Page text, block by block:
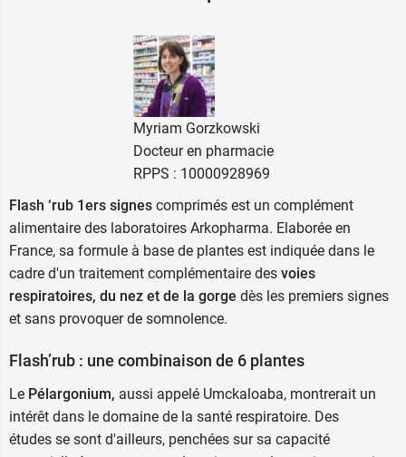
d'origine végétale et minérale, sans additifs ni
colorants chimiques.
Conditionnement :boîte de 15 comprimés -
Poids net : 11 g
Découvrez lesAmpoules Immunité Fort bio
pour renforcer les défenses
immunitaires.
Fabricant
ARKOPHARMA
BP 28
06511 CARROS Cedex
04 93 29 11 28
Myriam Gorzkowski
Docteur en pharmacie
RPPS : 10000928969
Flash ‘rub 1ers signes comprimés est un complément
alimentaire des laboratoires Arkopharma. Elaborée en
France, sa formule à base de plantes est indiquée dans le
cadre d'un traitement complémentaire des voies
respiratoires, du nez et de la gorge dès les premiers signes
et sans provoquer de somnolence.
Flash’rub : une combinaison de 6 plantes
Le Pélargonium, aussi appelé Umckaloaba, montrerait un
intérêt dans le domaine de la santé respiratoire. Des
études se sont d'ailleurs, penchées sur sa capacité